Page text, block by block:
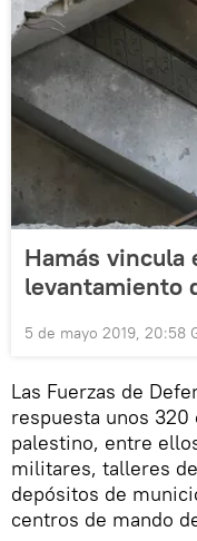
Hamás vincula
levantamiento
5 de mayo 2019, 20:58
Las Fuerzas de
respuesta unos
palestino, entre
militares, talleres
depósitos de
centros de mando